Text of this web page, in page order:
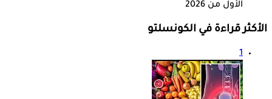
الأول من 2026
الأكثر قراءة في الكونسلتو
1